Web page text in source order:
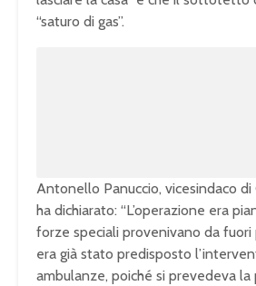
“saturo di gas”.
Antonello Panuccio, vicesindaco di
ha dichiarato: “L’operazione era
forze speciali provenivano da fuori
era già stato predisposto
ambulanze, poiché si prevedeva